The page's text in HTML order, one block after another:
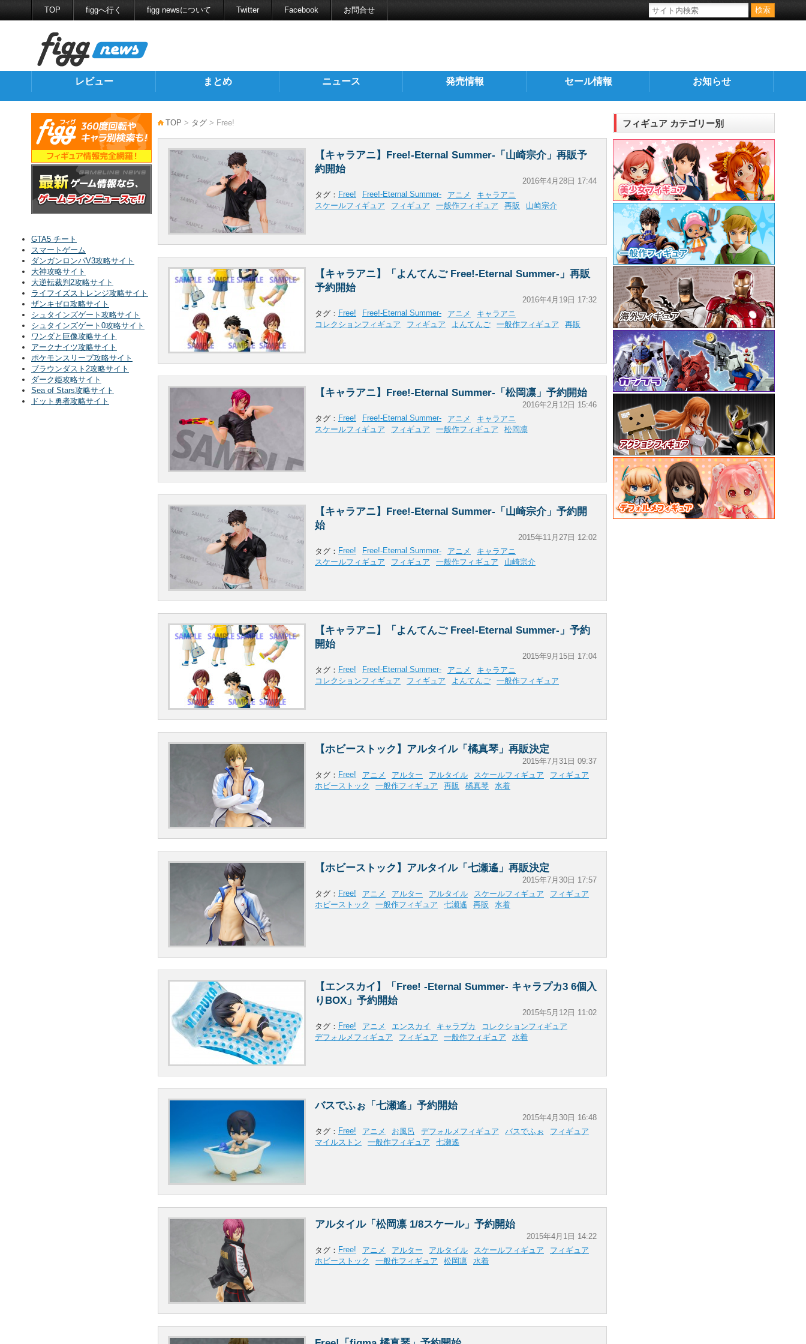
TOP figgへ行く figg newsについて Twitter Facebook お問合せ
レビュー まとめ ニュース 発売情報 セール情報 お知らせ
TOP > タグ > Free!
【キャラアニ】Free!-Eternal Summer-「山崎宗介」再販予
約開始
2016年4月28日 17:44
タグ： Free! Free!-Eternal Summer- アニメ
キャラアニ
スケールフィギュア
フィギュア 一般作フィギュア 再販 山崎宗介
【キャラアニ】「よんてんご Free!-Eternal Summer-」再販
予約開始
2016年4月19日 17:32
タグ： Free! Free!-Eternal Summer- アニメ
キャラアニ
コレクションフィギュア
フィギュア よんてんご 一般作フィギュア 再販
【キャラアニ】Free!-Eternal Summer-「松岡凛」予約開始
2016年2月12日 15:46
タグ： Free! Free!-Eternal Summer- アニメ
キャラアニ
スケールフィギュア
フィギュア 一般作フィギュア 松岡凛
【キャラアニ】Free!-Eternal Summer-「山崎宗介」予約開
始
2015年11月27日 12:02
タグ： Free! Free!-Eternal Summer- アニメ
キャラアニ
スケールフィギュア
フィギュア 一般作フィギュア 山崎宗介
【キャラアニ】「よんてんご Free!-Eternal Summer-」予約
開始
2015年9月15日 17:04
タグ： Free! Free!-Eternal Summer- アニメ
キャラアニ
コレクションフィギュア
フィギュア よんてんご 一般作フィギュア
【ホビーストック】アルタイル「橘真琴」再販決定
2015年7月31日 09:37
タグ： Free! アニメ アルター アルタイル スケールフィギュア
フィギュア
ホビーストック
一般作フィギュア 再販 橘真琴 水着
【ホビーストック】アルタイル「七瀬遙」再販決定
2015年7月30日 17:57
タグ： Free! アニメ アルター アルタイル スケールフィギュア
フィギュア
ホビーストック
一般作フィギュア 七瀬遙 再販 水着
【エンスカイ】「Free! -Eternal Summer- キャラプカ3 6個入
りBOX」予約開始
2015年5月12日 11:02
タグ： Free! アニメ エンスカイ キャラプカ
コレクションフィギュア
デフォルメフィギュア
フィギュア 一般作フィギュア 水着
バスでふぉ「七瀬遙」予約開始
2015年4月30日 16:48
タグ： Free! アニメ お風呂 デフォルメフィギュア バスでふぉ
フィギュア
マイルストン
一般作フィギュア 七瀬遙
アルタイル「松岡凛 1/8スケール」予約開始
2015年4月1日 14:22
タグ： Free! アニメ アルター アルタイル スケールフィギュア
フィギュア
ホビーストック
一般作フィギュア 松岡凛 水着
GTA5 チート
スマートゲーム
ダンガンロンパV3攻略サイト
大神攻略サイト
大逆転裁判2攻略サイト
ライフイズストレンジ攻略サイト
ザンキゼロ攻略サイト
シュタインズゲート攻略サイト
シュタインズゲート0攻略サイト
ワンダと巨像攻略サイト
アークナイツ攻略サイト
ポケモンスリープ攻略サイト
ブラウンダスト2攻略サイト
ダーク姫攻略サイト
Sea of Stars攻略サイト
ドット勇者攻略サイト
フィギュア カテゴリー別